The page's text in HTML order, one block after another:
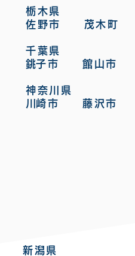
栃木県
佐野市 茂木町
千葉県
銚子市 館山市
神奈川県
川崎市 藤沢市
新潟県